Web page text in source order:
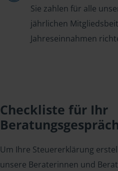
Sie zahlen für alle
jährlichen
Jahreseinnahmen
Checkliste für Ihr
Um Ihre Steuererklärung
unsere Beraterinnen und